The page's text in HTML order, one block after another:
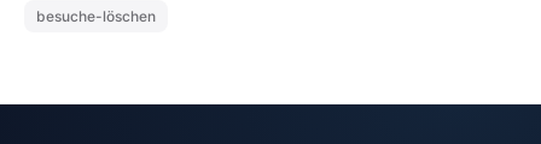
besuche-löschen